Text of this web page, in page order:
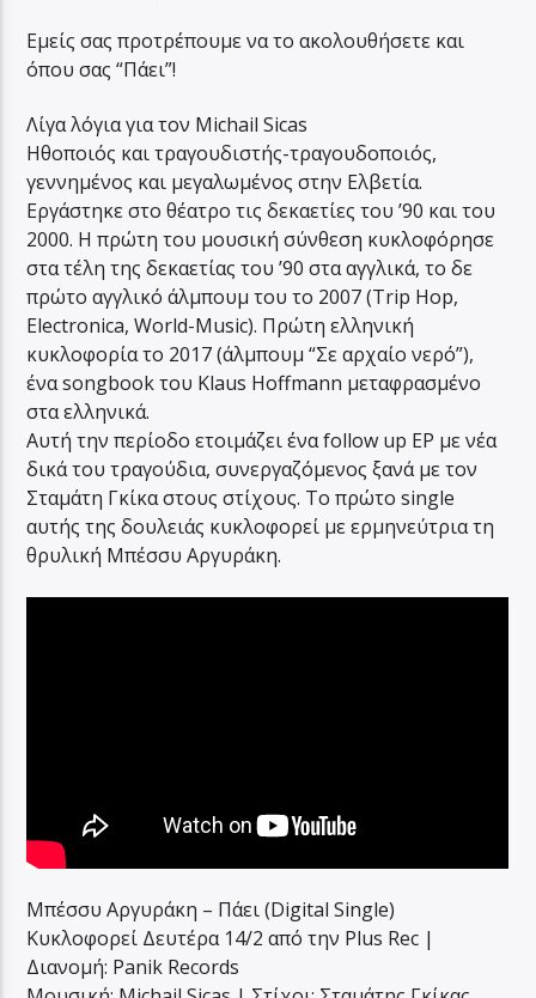
Εμείς σας προτρέπουμε να το ακολουθήσετε και
όπου σας “Πάει”!
Λίγα λόγια για τον Michail Sicas
Ηθοποιός και τραγουδιστής-τραγουδοποιός,
γεννημένος και μεγαλωμένος στην Ελβετία.
Εργάστηκε στο θέατρο τις δεκαετίες του ’90 και του
2000. Η πρώτη του μουσική σύνθεση κυκλοφόρησε
στα τέλη της δεκαετίας του ’90 στα αγγλικά, το δε
πρώτο αγγλικό άλμπουμ του το 2007 (Trip Hop,
Electronica, World-Music). Πρώτη ελληνική
κυκλοφορία το 2017 (άλμπουμ “Σε αρχαίο νερό”),
ένα songbook του Klaus Hoffmann μεταφρασμένο
στα ελληνικά.
Αυτή την περίοδο ετοιμάζει ένα follow up EP με νέα
δικά του τραγούδια, συνεργαζόμενος ξανά με τον
Σταμάτη Γκίκα στους στίχους. Το πρώτο single
αυτής της δουλειάς κυκλοφορεί με ερμηνεύτρια τη
θρυλική Μπέσσυ Αργυράκη.
Μπέσσυ Αργυράκη – Πάει (Digital Single)
Κυκλοφορεί Δευτέρα 14/2 από την Plus Rec |
Διανομή: Panik Records